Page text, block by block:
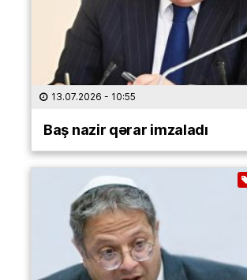
13.07.2026 - 10:55
Baş nazir qərar imzaladı